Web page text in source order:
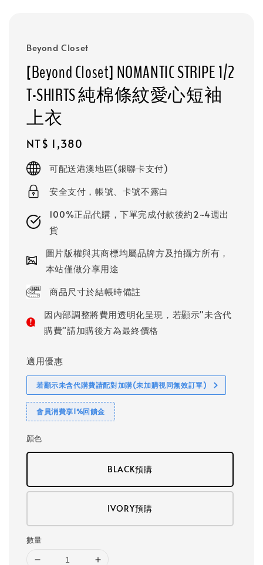
Beyond Closet
[Beyond Closet] NOMANTIC STRIPE 1/2
T-SHIRTS 純棉條紋愛心短袖
上衣
Regular
price
NT$ 1,380
可配送港澳地區(銀聯卡支付)
安全支付，帳號、卡號不露白
100%正品代購，下單完成付款後約2~4週出
貨
圖片版權與其商標均屬品牌方及拍攝方所有，
本站僅做分享用途
商品尺寸於結帳時備註
因內部調整將費用透明化呈現，若顯示"未含代
購費"請加購後方為最終價格
適用優惠
若顯示未含代購費請配對加購(未加購視同無效訂單)
會員消費享1%回饋金
顏色
BLACK預購
IVORY預購
數量